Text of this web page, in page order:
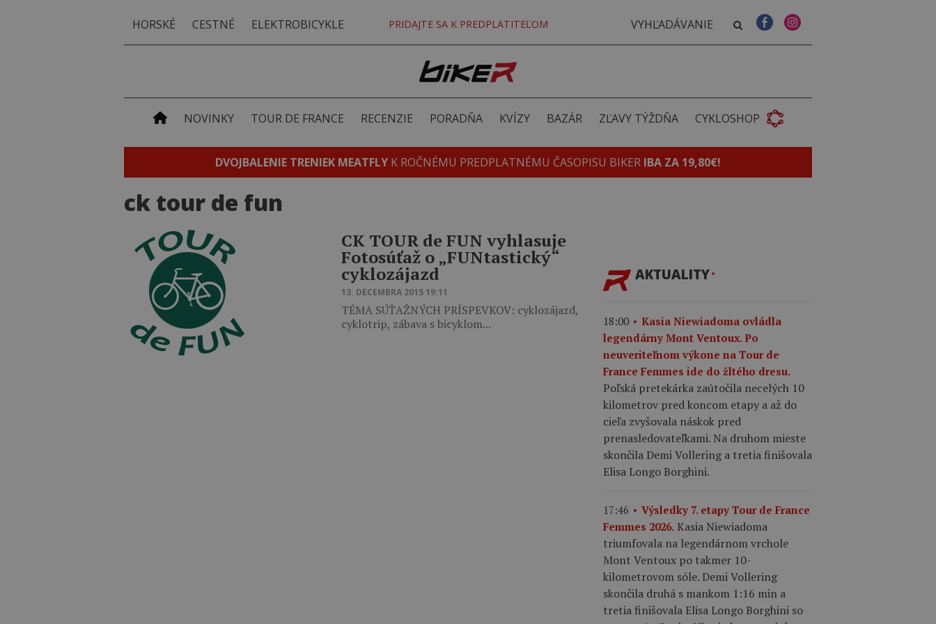
HORSKÉ CESTNÉ ELEKTROBICYKLE PRIDAJTE SA K PREDPLATITEĽOM
NOVINKY TOUR DE FRANCE RECENZIE PORADŇA KVÍZY BAZÁR ZĽAVY TÝŽDŇA CYKLOSHOP
DVOJBALENIE TRENIEK MEATFLY K ROČNÉMU PREDPLATNÉMU ČASOPISU BIKER IBA ZA 19,80€!
ck tour de fun
CK TOUR de FUN vyhlasuje
Fotosúťaž o „FUNtastický“
cyklozájazd
13. DECEMBRA 2015 19:11
TÉMA SÚŤAŽNÝCH PRÍSPEVKOV: cyklozájazd,
cyklotrip, zábava s bicyklom...
AKTUALITY
18:00
Kasia Niewiadoma ovládla
legendárny Mont Ventoux. Po
neuveriteľnom výkone na Tour de
France Femmes ide do žltého dresu.
Poľská pretekárka zaútočila necelých 10
kilometrov pred koncom etapy a až do
cieľa zvyšovala náskok pred
prenasledovateľkami. Na druhom mieste
skončila Demi Vollering a tretia finišovala
Elisa Longo Borghini.
17:46
Výsledky 7. etapy Tour de France
Femmes 2026. Kasia Niewiadoma
triumfovala na legendárnom vrchole
Mont Ventoux po takmer 10-
kilometrovom sóle. Demi Vollering
skončila druhá s mankom 1:16 min a
tretia finišovala Elisa Longo Borghini so